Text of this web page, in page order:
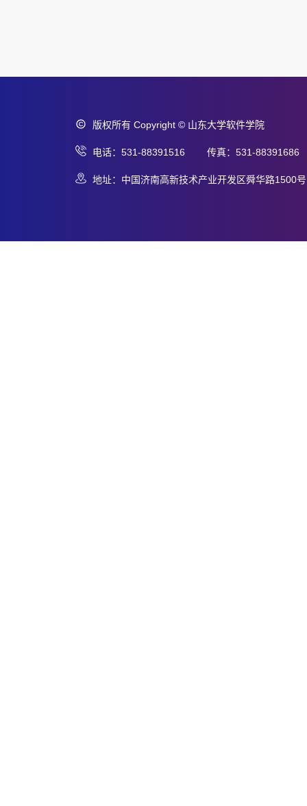
版权所有 Copyright © 山东大学软件学院
电话：531-88391516 传真：531-88391686
地址：中国济南高新技术产业开发区舜华路